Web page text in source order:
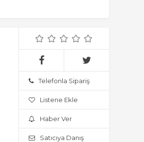
Telefonla Sipariş
Listene Ekle
Haber Ver
Satıcıya Danış